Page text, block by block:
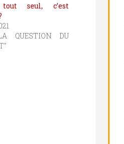
seul, c’est
QUESTION DU